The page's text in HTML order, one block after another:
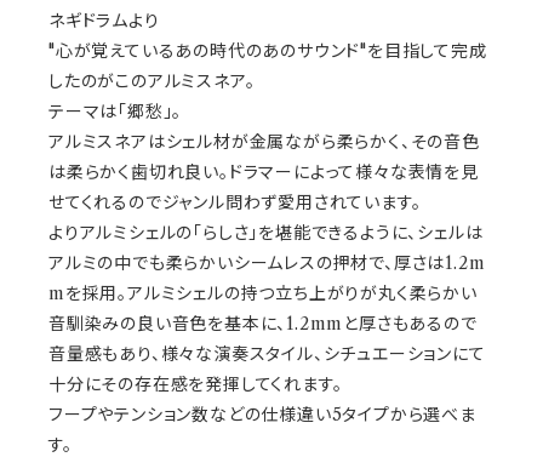
ネギドラムより
"心が覚えているあの時代のあのサウンド"を目指して完成
したのがこのアルミスネア。
テーマは「郷愁」。
アルミスネアはシェル材が金属ながら柔らかく、その音色
は柔らかく歯切れ良い。ドラマーによって様々な表情を見
せてくれるのでジャンル問わず愛用されています。
よりアルミシェルの「らしさ」を堪能できるように、シェルは
アルミの中でも柔らかいシームレスの押材で、厚さは1.2m
mを採用。アルミシェルの持つ立ち上がりが丸く柔らかい
音馴染みの良い音色を基本に、1.2mmと厚さもあるので
音量感もあり、様々な演奏スタイル、シチュエーションにて
十分にその存在感を発揮してくれます。
フープやテンション数などの仕様違い5タイプから選べま
す。